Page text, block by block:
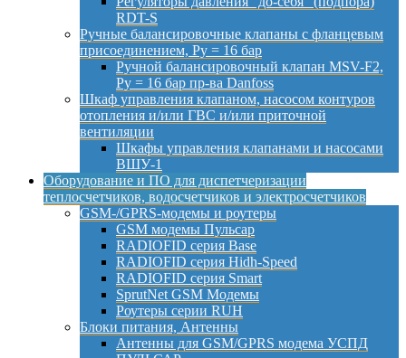
RDT-S
Ручные балансировочные клапаны с фланцевым
присоединением, Py = 16 бар
Ручной балансировочный клапан MSV-F2,
Py = 16 бар пр-ва Danfoss
Шкаф управления клапаном, насосом контуров
отопления и/или ГВС и/или приточной
вентиляции
Шкафы управления клапанами и насосами
ВШУ-1
Оборудование и ПО для диспетчеризации
теплосчетчиков, водосчетчиков и электросчетчиков
GSM-/GPRS-модемы и роутеры
GSM модемы Пульсар
RADIOFID серия Base
RADIOFID серия Hidh-Speed
RADIOFID серия Smart
SprutNet GSM Модемы
Роутеры серии RUH
Блоки питания, Антенны
Антенны для GSM/GPRS модема УСПД